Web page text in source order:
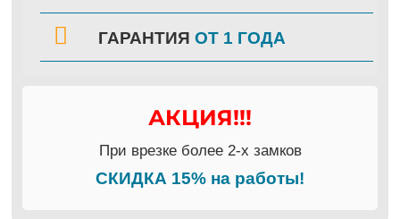
ГАРАНТИЯ ОТ 1 ГОДА
АКЦИЯ!!!
При врезке более 2-х замков
СКИДКА 15% на работы!